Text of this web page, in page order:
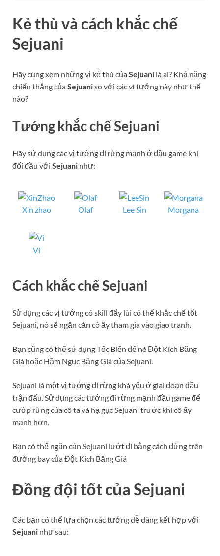
Kẻ thù và cách khắc chế
Sejuani
Hãy cùng xem những vị kẻ thù củaSejuani là ai? Khả năng
chiến thắng củaSejuaniso với các vị tướng này như thế
nào?
Tướng khắc chế Sejuani
Hãy sử dụng các vị tướng đi rừng mạnh ở đầu game khi
đối đầu với Sejuani như:
Xin zhao Olaf Lee Sin Morgana
Vi
Cách khắc chế Sejuani
Sử dụng các vị tướng có skill đẩy lùi có thể khắc chế tốt
Sejuani, nó sẽ ngăn cản cô ấy tham gia vào giao tranh.
Bạn cũng có thể sử dụng Tốc Biến để né Đột Kích Băng
Giá hoặc Hầm Ngục Băng Giá của Sejuani.
Sejuani là một vị tướng đi rừng khá yếu ở giai đoạn đầu
trận đấu. Sử dụng các tướng đi rừng mạnh đầu game để
cướp rừng của cô ta và hạ gục Sejuani trước khi cô ấy
mạnh hơn.
Bạn có thể ngăn cản Sejuani lướt đi bằng cách đứng trên
đường bay của Đột Kích Băng Giá
Đồng đội tốt của Sejuani
Các bạn có thể lựa chọn các tướng dễ dàng kết hợp với
Sejuani như sau: